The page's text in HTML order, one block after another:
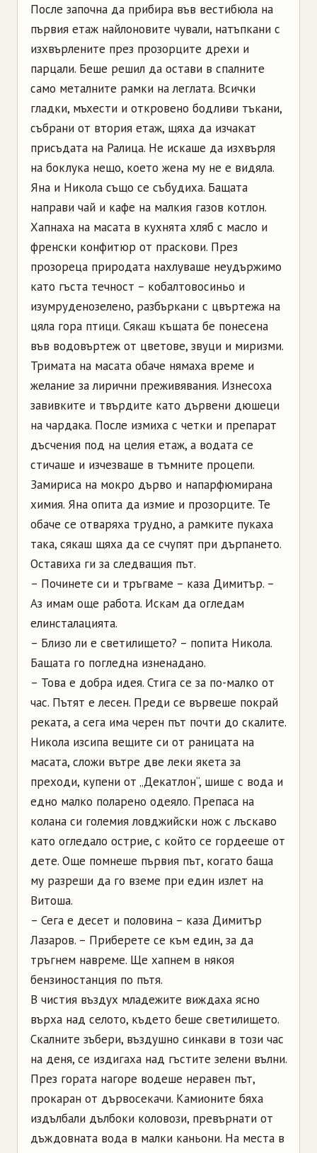
После започна да прибира във вестибюла на
първия етаж найлоновите чували, натъпкани с
изхвърлените през прозорците дрехи и
парцали. Беше решил да остави в спалните
само металните рамки на леглата. Всички
гладки, мъхести и откровено бодливи тъкани,
събрани от втория етаж, щяха да изчакат
присъдата на Ралица. Не искаше да изхвърля
на боклука нещо, което жена му не е видяла.
Яна и Никола също се събудиха. Бащата
направи чай и кафе на малкия газов котлон.
Хапнаха на масата в кухнята хляб с масло и
френски конфитюр от праскови. През
прозореца природата нахлуваше неудържимо
като гъста течност – кобалтовосиньо и
изумруденозелено, разбъркани с цвъртежа на
цяла гора птици. Сякаш къщата бе понесена
във водовъртеж от цветове, звуци и миризми.
Тримата на масата обаче нямаха време и
желание за лирични преживявания. Изнесоха
завивките и твърдите като дървени дюшеци
на чардака. После измиха с четки и препарат
дъсчения под на целия етаж, а водата се
стичаше и изчезваше в тъмните процепи.
Замириса на мокро дърво и напарфюмирана
химия. Яна опита да измие и прозорците. Те
обаче се отваряха трудно, а рамките пукаха
така, сякаш щяха да се счупят при дърпането.
Оставиха ги за следващия път.
– Починете си и тръгваме – каза Димитър. –
Аз имам още работа. Искам да огледам
елинсталацията.
– Близо ли е светилището? – попита Никола.
Бащата го погледна изненадано.
– Това е добра идея. Стига се за по-малко от
час. Пътят е лесен. Преди се вървеше покрай
реката, а сега има черен път почти до скалите.
Никола изсипа вещите си от раницата на
масата, сложи вътре две леки якета за
преходи, купени от „Декатлон“, шише с вода и
едно малко поларено одеяло. Препаса на
колана си големия ловджийски нож с лъскаво
като огледало острие, с който се гордееше от
дете. Още помнеше първия път, когато баща
му разреши да го вземе при един излет на
Витоша.
– Сега е десет и половина – каза Димитър
Лазаров. – Приберете се към един, за да
тръгнем навреме. Ще хапнем в някоя
бензиностанция по пътя.
В чистия въздух младежите виждаха ясно
върха над селото, където беше светилището.
Скалните зъбери, въздушно синкави в този час
на деня, се издигаха над гъстите зелени вълни.
През гората нагоре водеше неравен път,
прокаран от дървосекачи. Камионите бяха
издълбали дълбоки коловози, превърнати от
дъждовната вода в малки каньони. На места в